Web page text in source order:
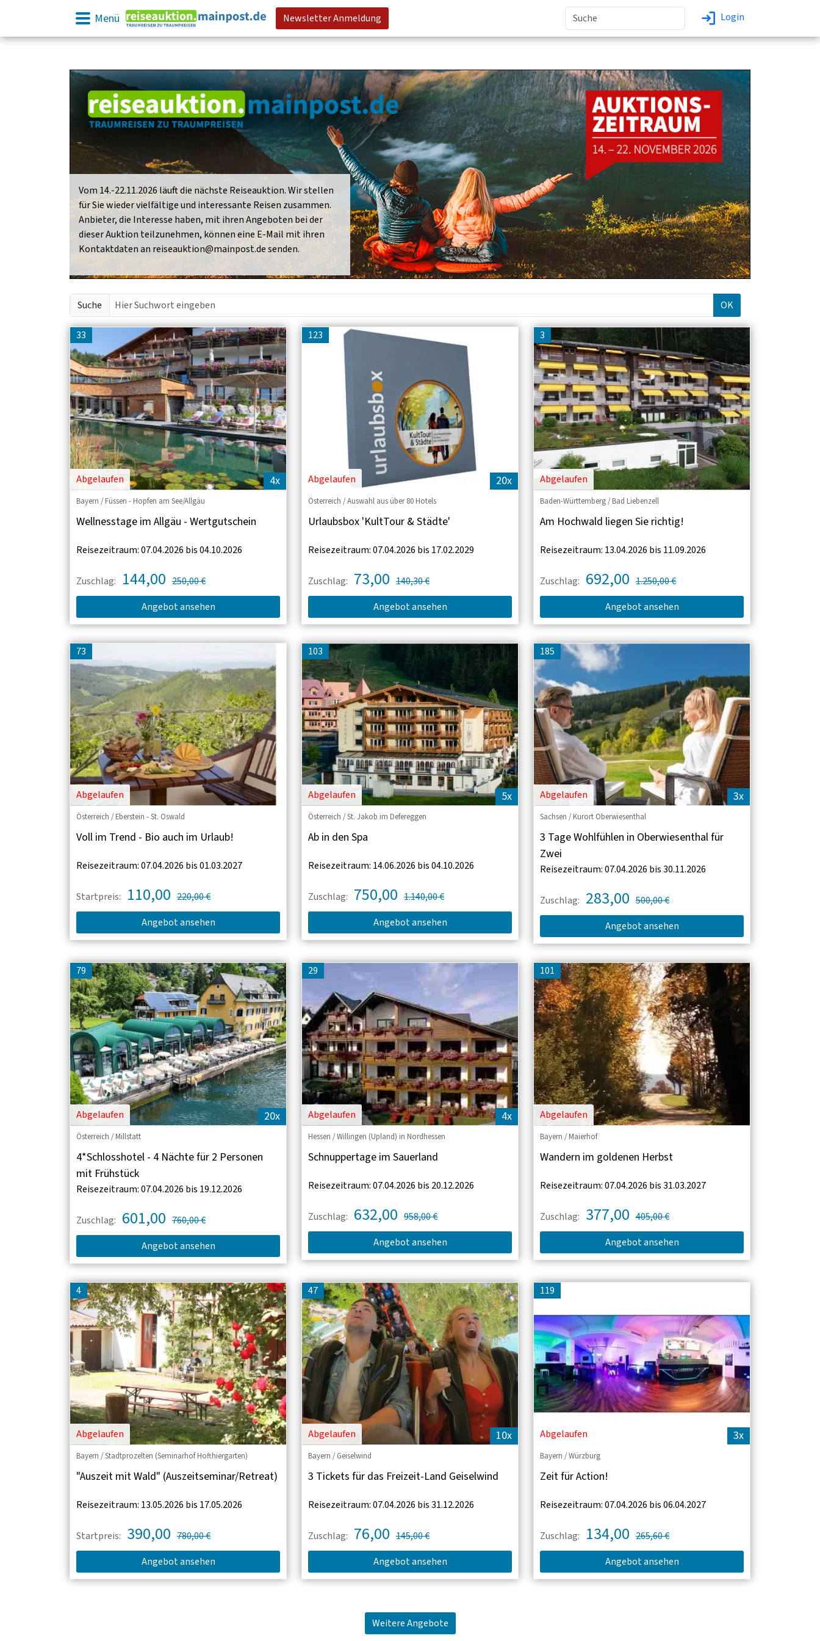
Menü Newsletter Anmeldung Login
Vom 14.-22.11.2026 läuft die nächste Reiseauktion. Wir stellen
für Sie wieder vielfältige und interessante Reisen zusammen.
Anbieter, die Interesse haben, mit ihren Angeboten bei der
dieser Auktion teilzunehmen, können eine E-Mail mit ihren
Kontaktdaten an reiseauktion@mainpost.de senden.
Suche OK
33
4x
Abgelaufen
Bayern / Füssen - Hopfen am See/Allgäu
Wellnesstage im Allgäu - Wertgutschein
Reisezeitraum: 07.04.2026 bis 04.10.2026
Zuschlag: 144,00 250,00 €
Angebot ansehen
123
20x
Abgelaufen
Österreich / Auswahl aus über 80 Hotels
Urlaubsbox 'KultTour & Städte'
Reisezeitraum: 07.04.2026 bis 17.02.2029
Zuschlag: 73,00 140,30 €
Angebot ansehen
3
Abgelaufen
Baden-Württemberg / Bad Liebenzell
Am Hochwald liegen Sie richtig!
Reisezeitraum: 13.04.2026 bis 11.09.2026
Zuschlag: 692,00 1.250,00 €
Angebot ansehen
73
Abgelaufen
Österreich / Eberstein - St. Oswald
Voll im Trend - Bio auch im Urlaub!
Reisezeitraum: 07.04.2026 bis 01.03.2027
Startpreis: 110,00 220,00 €
Angebot ansehen
103
5x
Abgelaufen
Österreich / St. Jakob im Defereggen
Ab in den Spa
Reisezeitraum: 14.06.2026 bis 04.10.2026
Zuschlag: 750,00 1.140,00 €
Angebot ansehen
185
3x
Abgelaufen
Sachsen / Kurort Oberwiesenthal
3 Tage Wohlfühlen in Oberwiesenthal für
Zwei
Reisezeitraum: 07.04.2026 bis 30.11.2026
Zuschlag: 283,00 500,00 €
Angebot ansehen
79
20x
Abgelaufen
Österreich / Millstatt
4*Schlosshotel - 4 Nächte für 2 Personen
mit Frühstück
Reisezeitraum: 07.04.2026 bis 19.12.2026
Zuschlag: 601,00 760,00 €
Angebot ansehen
29
4x
Abgelaufen
Hessen / Willingen (Upland) in Nordhessen
Schnuppertage im Sauerland
Reisezeitraum: 07.04.2026 bis 20.12.2026
Zuschlag: 632,00 958,00 €
Angebot ansehen
101
Abgelaufen
Bayern / Maierhof
Wandern im goldenen Herbst
Reisezeitraum: 07.04.2026 bis 31.03.2027
Zuschlag: 377,00 405,00 €
Angebot ansehen
4
Abgelaufen
Bayern / Stadtprozelten (Seminarhof Hofthiergarten)
"Auszeit mit Wald" (Auszeitseminar/Retreat)
Reisezeitraum: 13.05.2026 bis 17.05.2026
Startpreis: 390,00 780,00 €
Angebot ansehen
47
10x
Abgelaufen
Bayern / Geiselwind
3 Tickets für das Freizeit-Land Geiselwind
Reisezeitraum: 07.04.2026 bis 31.12.2026
Zuschlag: 76,00 145,00 €
Angebot ansehen
119
3x
Abgelaufen
Bayern / Würzburg
Zeit für Action!
Reisezeitraum: 07.04.2026 bis 06.04.2027
Zuschlag: 134,00 265,60 €
Angebot ansehen
Weitere Angebote